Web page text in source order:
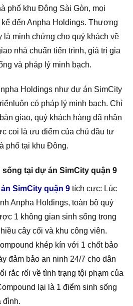
phố khu Đông Sài Gòn, mọi
đến Anpha Holdings. Thương
là minh chứng cho quý khách về
nhà chuẩn tiến trình, giá trị gia
và pháp lý minh bạch.
Holdings như dự án SimCity
có pháp lý minh bạch. Chỉ
giao, quý khách hàng đã nhận
coi là ưu điểm của chủ đầu tư
phố tại khu Đông.
tại dự án SimCity quận 9
SimCity quận 9 tích cực: Lúc
Anpha Holdings, toàn bộ quý
1 không gian sinh sống trong
cây cối và khu công viên.
khép kín với 1 chốt bảo
đảm bảo an ninh 24/7 cho dân
rắc rối về tình trạng tội phạm của
lại là 1 điểm sinh sống
đình.